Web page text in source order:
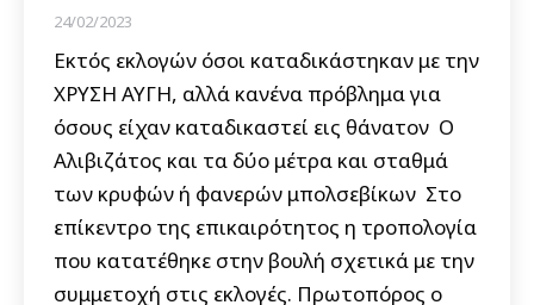
24/02/2023
Εκτός εκλογών όσοι καταδικάστηκαν με την
ΧΡΥΣΗ ΑΥΓΗ, αλλά κανένα πρόβλημα για
όσους είχαν καταδικαστεί εις θάνατον Ο
Αλιβιζάτος και τα δύο μέτρα και σταθμά
των κρυφών ή φανερών μπολσεβίκων Στο
επίκεντρο της επικαιρότητος η τροπολογία
που κατατέθηκε στην βουλή σχετικά με την
συμμετοχή στις εκλογές. Πρωτοπόρος ο